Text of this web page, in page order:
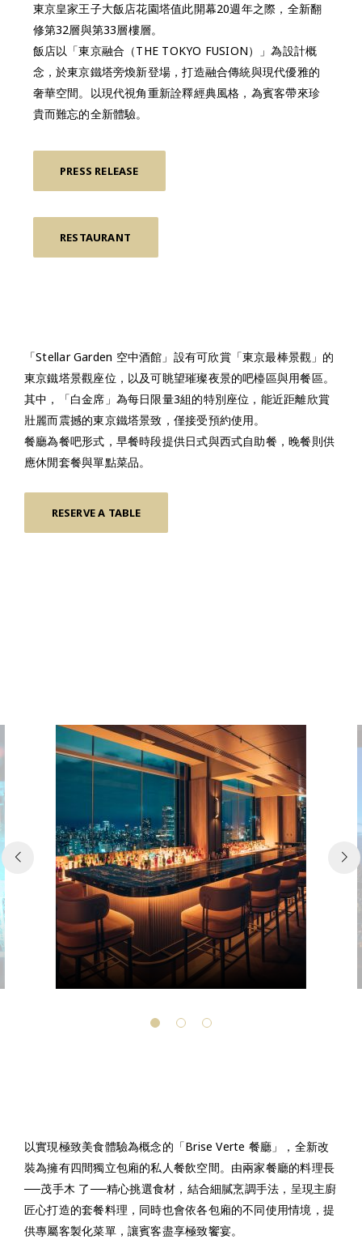
東京皇家王子大飯店花園塔值此開幕20週年之際，全新翻
修第32層與第33層樓層。
飯店以「東京融合（THE TOKYO FUSION）」為設計概
念，於東京鐵塔旁煥新登場，打造融合傳統與現代優雅的
奢華空間。以現代視角重新詮釋經典風格，為賓客帶來珍
貴而難忘的全新體驗。
PRESS RELEASE
RESTAURANT
「Stellar Garden 空中酒館」設有可欣賞「東京最棒景觀」的
東京鐵塔景觀座位，以及可眺望璀璨夜景的吧檯區與用餐區。
其中，「白金席」為每日限量3組的特別座位，能近距離欣賞
壯麗而震撼的東京鐵塔景致，僅接受預約使用。
餐廳為餐吧形式，早餐時段提供日式與西式自助餐，晚餐則供
應休閒套餐與單點菜品。
RESERVE A TABLE
以實現極致美食體驗為概念的「Brise Verte 餐廳」，全新改
裝為擁有四間獨立包廂的私人餐飲空間。由兩家餐廳的料理長
──茂手木 了──精心挑選食材，結合細膩烹調手法，呈現主廚
匠心打造的套餐料理，同時也會依各包廂的不同使用情境，提
供專屬客製化菜單，讓賓客盡享極致饗宴。